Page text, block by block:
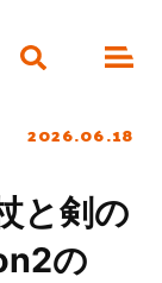
2026.06.18
と剣の
の